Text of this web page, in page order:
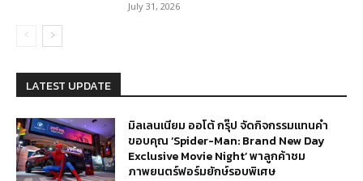
July 31, 2026
LATEST UPDATE
มิลเลนเนียม ออโต้ กรุ๊ป จัดกิจกรรมแทนคำ
ขอบคุณ ‘Spider-Man: Brand New Day
Exclusive Movie Night’ พาลูกค้าชม
ภาพยนตร์ฟอร์มยักษ์รอบพิเศษ